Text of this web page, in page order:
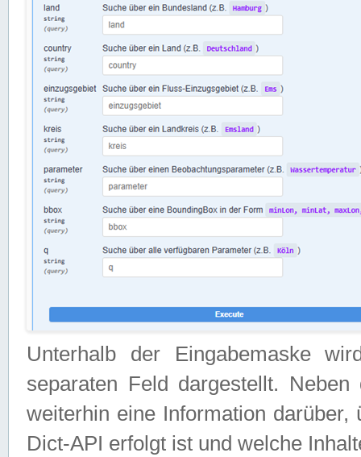
Unterhalb der Eingabemaske
separaten Feld dargestellt.
weiterhin eine Information
Dict-API erfolgt ist und welche